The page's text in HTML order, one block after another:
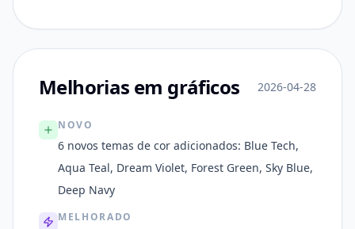
Melhorias em gráficos 2026-04-28
NOVO
6 novos temas de cor adicionados: Blue Tech,
Aqua Teal, Dream Violet, Forest Green, Sky Blue,
Deep Navy
MELHORADO